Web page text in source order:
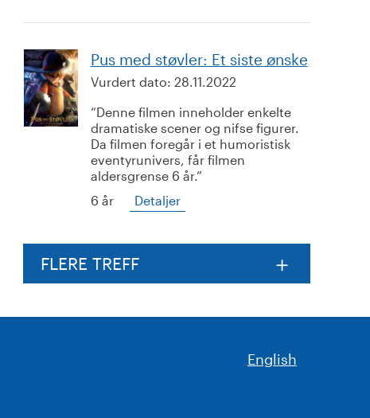
Pus med støvler: Et siste ønske
Vurdert dato: 28.11.2022
Denne filmen inneholder enkelte
dramatiske scener og nifse figurer.
Da filmen foregår i et humoristisk
eventyrunivers, får filmen
aldersgrense 6 år.
6 år
Detaljer
FLERE TREFF
English